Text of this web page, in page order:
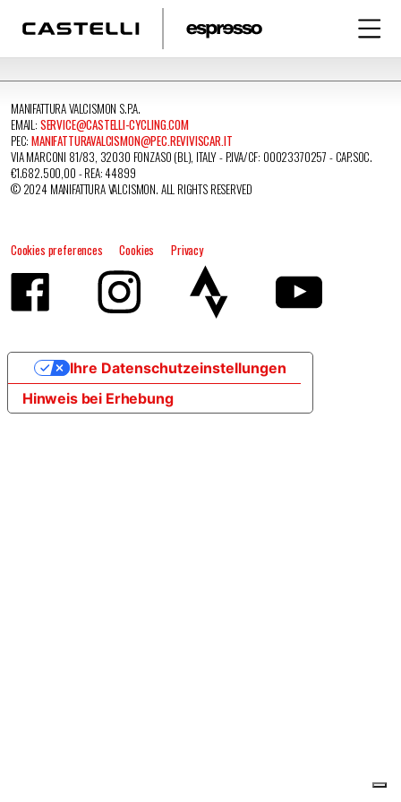
MANIFATTURA VALCISMON S.P.A.
EMAIL: SERVICE@CASTELLI-CYCLING.COM
PEC:MANIFATTURAVALCISMON@PEC.REVIVISCAR.IT
VIA MARCONI 81/83, 32030 FONZASO (BL), ITALY - P.IVA/CF: 00023370257 - CAP.SOC.
€1.682.500,00 - REA: 44899
© 2024 MANIFATTURA VALCISMON. ALL RIGHTS RESERVED
Cookies preferences Cookies Privacy
Hinweis bei Erhebung
Ihre Datenschutzeinstellungen